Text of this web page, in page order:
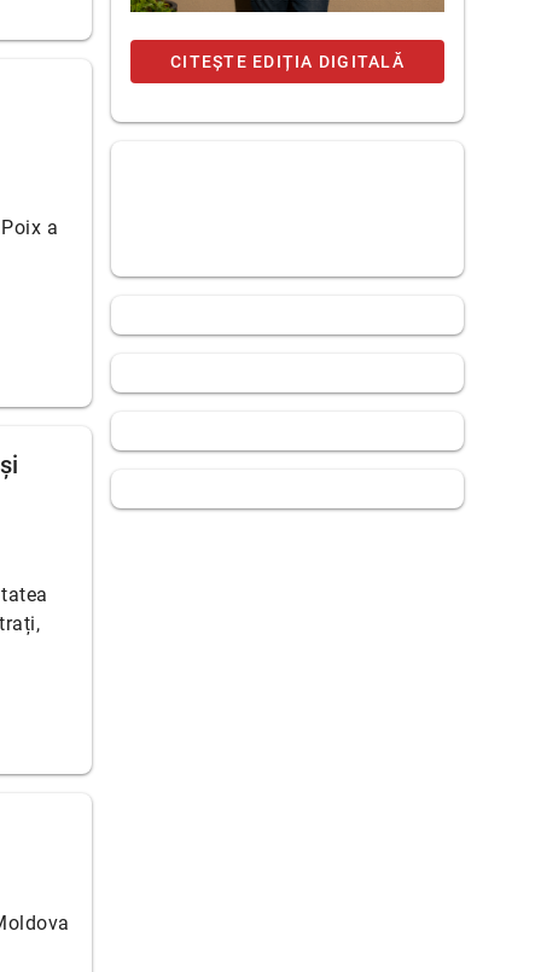
a
CITEȘTE EDIȚIA DIGITALĂ